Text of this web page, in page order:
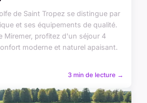
de Saint Tropez se distingue par
et ses équipements de qualité.
Miremer, profitez d'un séjour 4
moderne et naturel apaisant.
3 min de lecture →